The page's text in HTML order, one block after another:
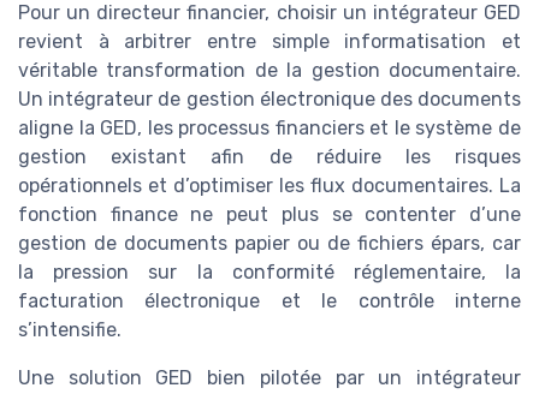
Pour un directeur financier, choisir un intégrateur GED
revient à arbitrer entre simple informatisation et
véritable transformation de la gestion documentaire.
Un intégrateur de gestion électronique des documents
aligne la GED, les processus financiers et le système de
gestion existant afin de réduire les risques
opérationnels et d’optimiser les flux documentaires. La
fonction finance ne peut plus se contenter d’une
gestion de documents papier ou de fichiers épars, car
la pression sur la conformité réglementaire, la
facturation électronique et le contrôle interne
s’intensifie.
Une solution GED bien pilotée par un intégrateur